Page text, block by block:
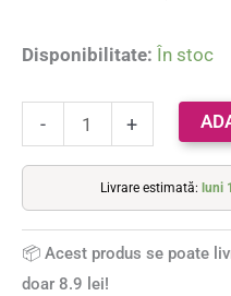
Disponibilitate: În stoc
- +
Livrare estimată: luni
📦 Acest produs se poate
doar 8.9 lei!